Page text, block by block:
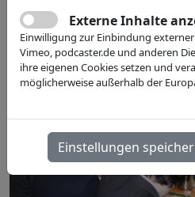
Externe Inhalte
Einwilligung zur Einbindung
Vimeo, podcaster.de und anderen
ihre eigenen Cookies setzen und
möglicherweise außerhalb der
Einstellungen